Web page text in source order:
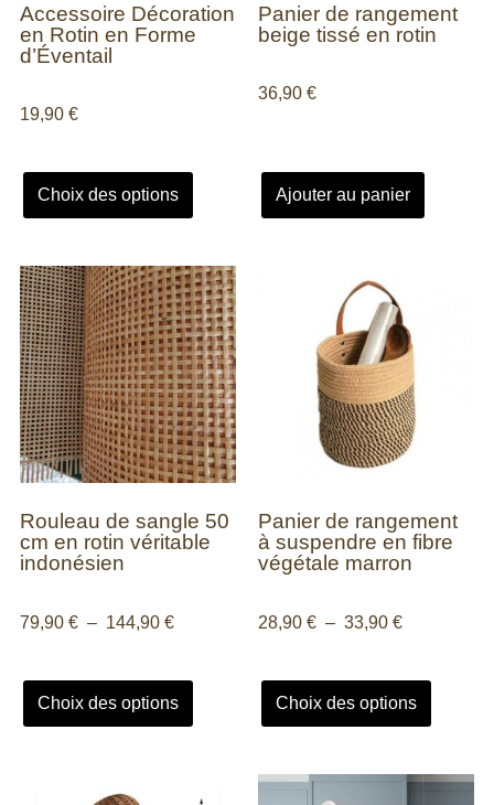
Accessoire Décoration
en Rotin en Forme
d’Éventail
19,90 €
Choix des options
Panier de rangement
beige tissé en rotin
36,90 €
Ajouter au panier
Rouleau de sangle 50
cm en rotin véritable
indonésien
79,90 € – 144,90 €
Choix des options
Panier de rangement
à suspendre en fibre
végétale marron
28,90 € – 33,90 €
Choix des options